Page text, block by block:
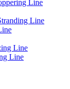
Line
Line
Line
Line